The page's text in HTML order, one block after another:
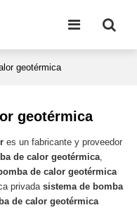
geotérmica
geotérmica
es un fabricante y proveedor
de calor geotérmica,
de calor geotérmica
privadasistema de bomba
de calor geotérmica